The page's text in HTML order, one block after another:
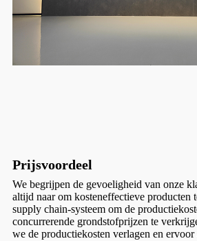
Prijsvoordeel
We begrijpen de gevoeligheid van onze
altijd naar om kosteneffectieve producten
supply chain-systeem om de
concurrerende grondstofprijzen te
we de productiekosten verlagen en